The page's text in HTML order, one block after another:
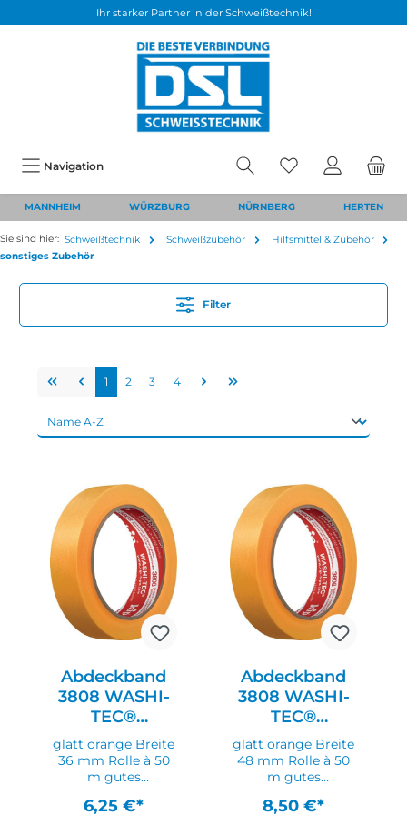
Ihr starker Partner in der Schweißtechnik!
Navigation
MANNHEIM WÜRZBURG NÜRNBERG HERTEN
Sie sind hier: Schweißtechnik Schweißzubehör
Hilfsmittel & Zubehör
sonstiges Zubehör
Filter
1 2 3 4
Abdeckband
3808 WASHI-
TEC®
Premium
Goldkrepp®
glatt orange Breite
36 mm Rolle à 50
m gutes
aus verstärktem
6,25 €*
Abdeckband
3808 WASHI-
TEC®
Premium
Goldkrepp®
glatt orange Breite
48 mm Rolle à 50
m gutes
aus verstärktem
8,50 €*